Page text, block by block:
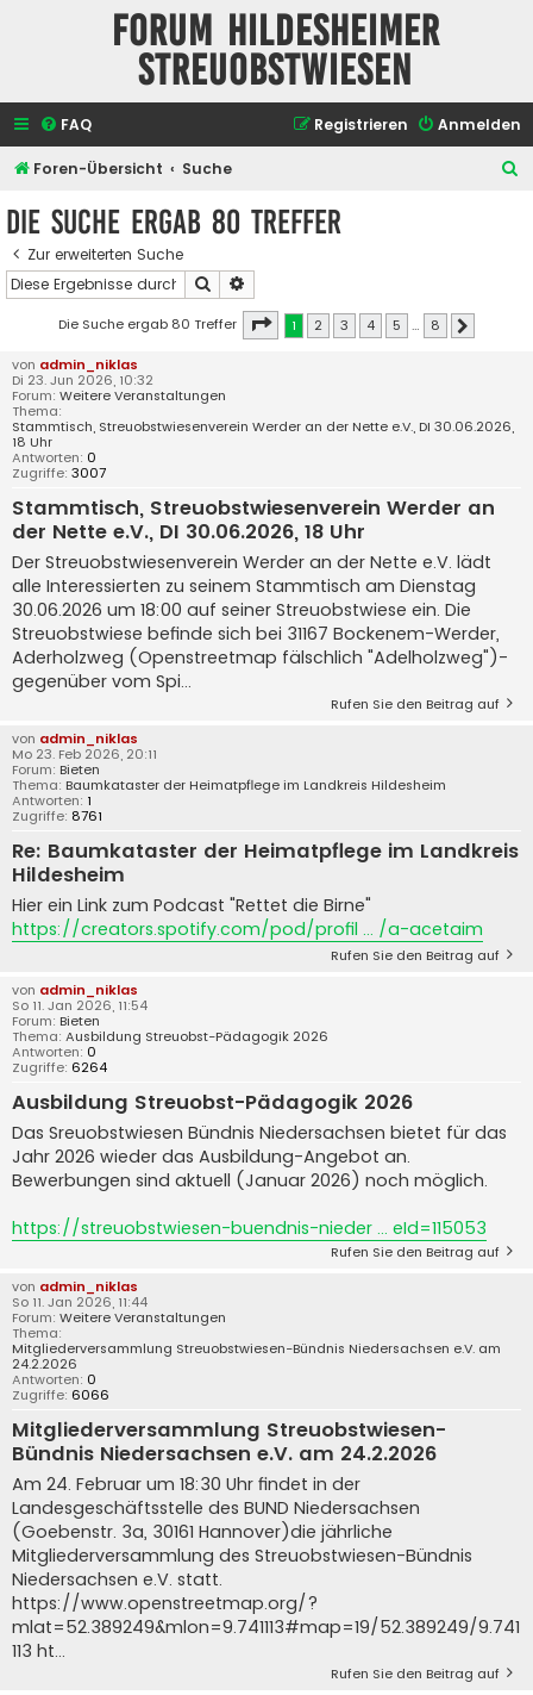
Forum Hildesheimer
Streuobstwiesen
FAQ Anmelden
Registrieren
Foren-Übersicht Suche
Die Suche ergab 80 Treffer
Zur erweiterten Suche
Suche
Die Suche ergab 80 Treffer Seite von8
1 2 3 4 5 … 8
von admin_niklas
Di 23. Jun 2026, 10:32
Forum: Weitere Veranstaltungen
Thema:
Stammtisch, Streuobstwiesenverein Werder an der Nette e.V., DI 30.06.2026,
18 Uhr
Antworten: 0
Zugriffe: 3007
Stammtisch, Streuobstwiesenverein Werder an
der Nette e.V., DI 30.06.2026, 18 Uhr
Der Streuobstwiesenverein Werder an der Nette e.V. lädt
alle Interessierten zu seinem Stammtisch am Dienstag
30.06.2026 um 18:00 auf seiner Streuobstwiese ein. Die
Streuobstwiese befinde sich bei 31167 Bockenem-Werder,
Aderholzweg (Openstreetmap fälschlich "Adelholzweg")-
gegenüber vom Spi...
Rufen Sie den Beitrag auf
von admin_niklas
Mo 23. Feb 2026, 20:11
Forum: Bieten
Thema: Baumkataster der Heimatpflege im Landkreis Hildesheim
Antworten: 1
Zugriffe: 8761
Re: Baumkataster der Heimatpflege im Landkreis
Hildesheim
Hier ein Link zum Podcast "Rettet die Birne"
https://creators.spotify.com/pod/profil ... /a-acetaim
Rufen Sie den Beitrag auf
von admin_niklas
So 11. Jan 2026, 11:54
Forum: Bieten
Thema: Ausbildung Streuobst-Pädagogik 2026
Antworten: 0
Zugriffe: 6264
Ausbildung Streuobst-Pädagogik 2026
Das Sreuobstwiesen Bündnis Niedersachsen bietet für das
Jahr 2026 wieder das Ausbildung-Angebot an.
Bewerbungen sind aktuell (Januar 2026) noch möglich.
https://streuobstwiesen-buendnis-nieder ... eId=115053
Rufen Sie den Beitrag auf
von admin_niklas
So 11. Jan 2026, 11:44
Forum: Weitere Veranstaltungen
Thema:
Mitgliederversammlung Streuobstwiesen-Bündnis Niedersachsen e.V. am
24.2.2026
Antworten: 0
Zugriffe: 6066
Mitgliederversammlung Streuobstwiesen-
Bündnis Niedersachsen e.V. am 24.2.2026
Am 24. Februar um 18:30 Uhr findet in der
Landesgeschäftsstelle des BUND Niedersachsen
(Goebenstr. 3a, 30161 Hannover)die jährliche
Mitgliederversammlung des Streuobstwiesen-Bündnis
Niedersachsen e.V. statt.
https://www.openstreetmap.org/?
mlat=52.389249&mlon=9.741113#map=19/52.389249/9.741
113 ht...
Rufen Sie den Beitrag auf